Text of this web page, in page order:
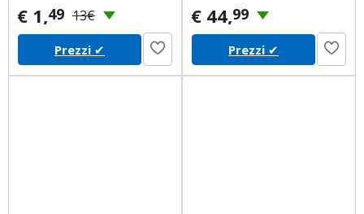
€ 1,49 13€
Prezzi ✔
confezione Multipack 4 colori
T0715 DuraBrite Ultra
confezione Easy Mail Packaging.
€ 44,99
Prezzi ✔